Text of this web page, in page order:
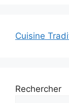
Cuisine
Rechercher